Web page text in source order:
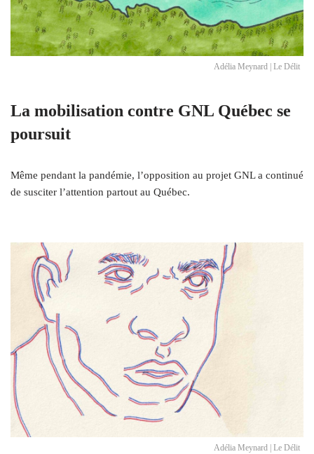
Adélia Meynard | Le Délit
La mobilisation contre GNL Québec se
poursuit
Même pendant la pandémie, l’opposition au projet GNL a continué
de susciter l’attention partout au Québec.
Adélia Meynard | Le Délit